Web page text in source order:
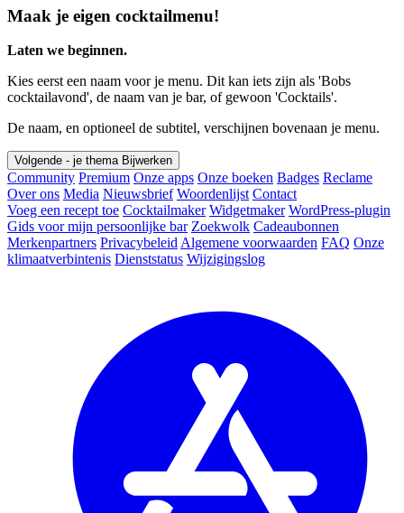
Maak je eigen cocktailmenu!
Laten we beginnen.
Kies eerst een naam voor je menu. Dit kan iets zijn als 'Bobs
cocktailavond', de naam van je bar, of gewoon 'Cocktails'.
De naam, en optioneel de subtitel, verschijnen bovenaan je menu.
Volgende - je thema Bijwerken
Community Premium Onze apps Onze boeken Badges Reclame
Over ons Media Nieuwsbrief Woordenlijst Contact
Voeg een recept toe Cocktailmaker Widgetmaker WordPress-plugin
Gids voor mijn persoonlijke bar Zoekwolk Cadeaubonnen
Merkenpartners Privacybeleid Algemene voorwaarden FAQ Onze
klimaatverbintenis Dienststatus Wijzigingslog